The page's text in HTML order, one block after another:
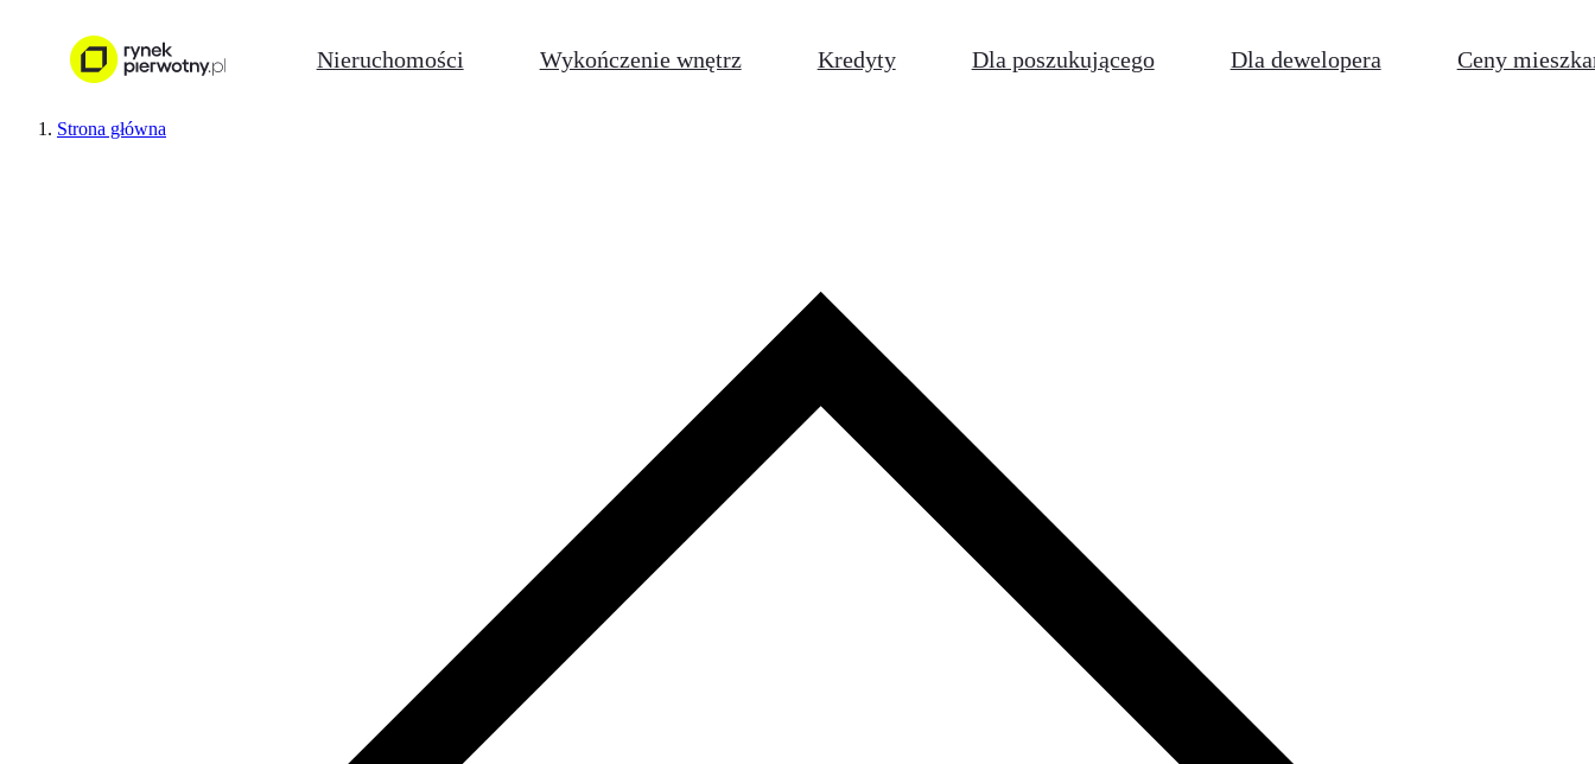
Nieruchomości Wykończenie wnętrz Kredyty Dla poszukującego Dla dewelopera Ceny
Strona główna